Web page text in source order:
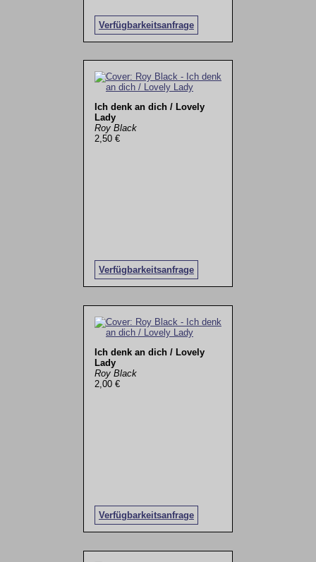
Verfügbarkeitsanfrage
Ich denk an dich / Lovely
Lady
Roy Black
2,50 €
Verfügbarkeitsanfrage
Ich denk an dich / Lovely
Lady
Roy Black
2,00 €
Verfügbarkeitsanfrage